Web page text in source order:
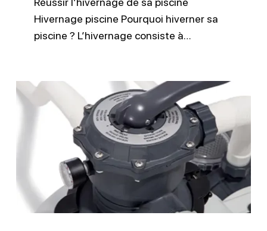
Hivernage piscine Pourquoi hiverner sa
piscine ? L’hivernage consiste à…
Comment
piscine